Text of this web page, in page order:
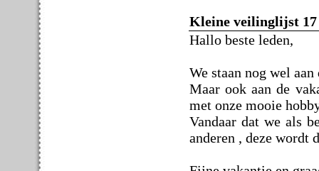
Kleine veilinglijst 17
Hallo beste leden,
We staan nog wel
Maar ook aan de
met onze mooie
Vandaar dat we als
anderen , deze wordt